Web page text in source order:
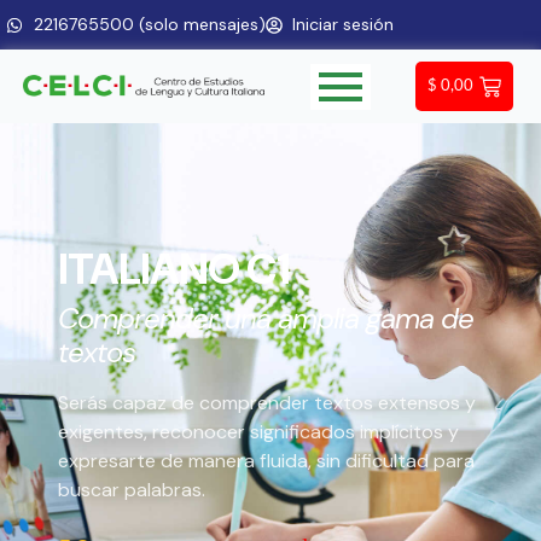
2216765500 (solo mensajes) Iniciar sesión
$ 0,00
ITALIANO C1
Comprender una amplia gama de
textos
Serás capaz de comprender textos extensos y
exigentes, reconocer significados implícitos y
expresarte de manera fluida, sin dificultad para
buscar palabras.